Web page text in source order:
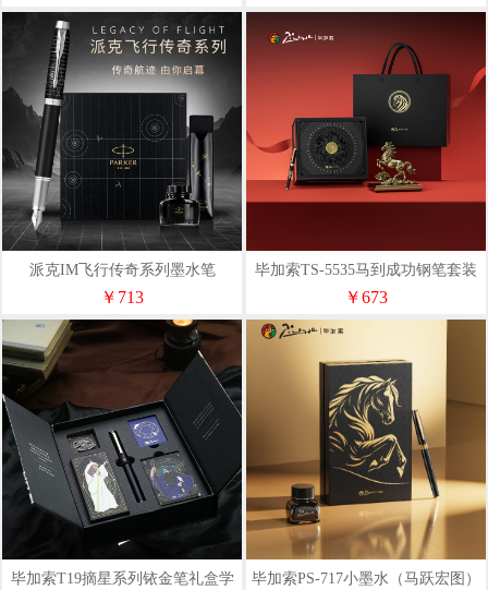
派克IM飞行传奇系列墨水笔
￥713
毕加索TS-5535马到成功钢笔套装
马年高端领导生肖马
￥673
毕加索T19摘星系列铱金笔礼盒学
毕加索PS-717小墨水（马跃宏图）